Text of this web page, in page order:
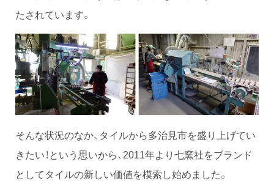
たされています。
そんな状況のなか、タイルから多治見市を盛り上げてい
きたい！という思いから、2011年より七窯社をブランド
としてタイルの新しい価値を模索し始めました。